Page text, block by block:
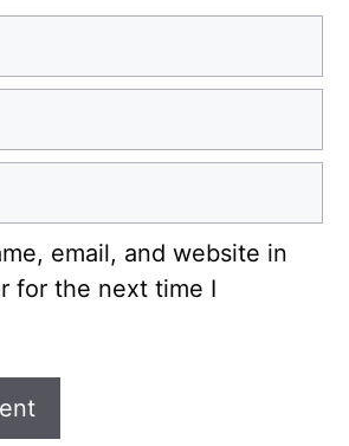
email, and website in
for the next time I